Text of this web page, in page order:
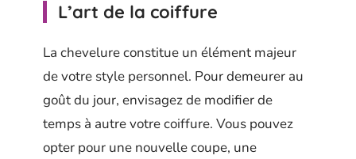
L’art de la coiffure
La chevelure constitue un élément majeur
de votre style personnel. Pour demeurer au
goût du jour, envisagez de modifier de
temps à autre votre coiffure. Vous pouvez
opter pour une nouvelle coupe, une